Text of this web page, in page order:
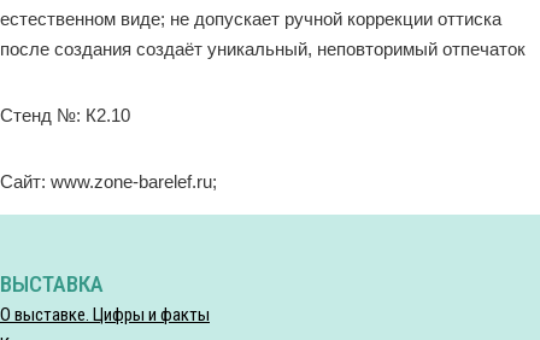
естественном виде; не допускает ручной коррекции оттиска
после создания создаёт уникальный, неповторимый отпечаток
Стенд №: К2.10
Сайт: www.zone-barelef.ru;
ВЫСТАВКА
О выставке. Цифры и факты